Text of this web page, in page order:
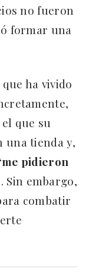
no fueron
formar una
ha vivido
que su
una tienda y,
pidieron
. Sin embargo,
combatir